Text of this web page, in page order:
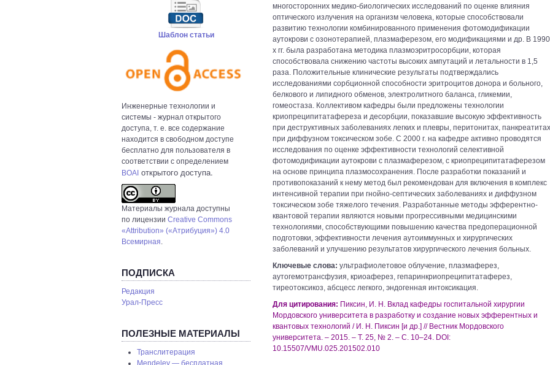
Шаблон статьи
Инженерные технологии и
системы - журнал открытого
доступа, т. е. все содержание
находится в свободном доступе
бесплатно для пользователя в
соответствии с определением
BOAI открытого доступа.
Материалы журнала доступны
по лицензии Creative Commons
«Attribution» («Атрибуция») 4.0
Всемирная.
ПОДПИСКА
Редакция
Урал-Пресс
ПОЛЕЗНЫЕ МАТЕРИАЛЫ
Транслитерация
Mendeley — бесплатная
многосторонних медико-биологических исследований по оценке влияния
оптического излучения на организм человека, которые способствовали
развитию технологии комбинированного применения фотомодификации
аутокрови с озонотерапией, плазмаферезом, его модификациями и др. В
х гг. была разработана методика плазмоэритросорбции, которая
способствовала снижению частоты высоких ампутаций и летальности в 1,5
раза. Положительные клинические результаты подтверждались
исследованиями сорбционной способности эритроцитов донора и больного,
белкового и липидного обменов, электролитного баланса, гликемии,
гомеостаза. Коллективом кафедры были предложены технологии
криопреципитатафереза и десорбции, показавшие высокую эффективность
при деструктивных заболеваниях легких и плевры, перитонитах,
при диффузном токсическом зобе. С 2000 г. на кафедре активно проводятся
исследования по оценке эффективности технологий селективной
фотомодификации аутокрови с плазмаферезом, с криопреципитатаферезом
на основе принципа плазмосохранения. После разработки показаний и
противопоказаний к нему метод был рекомендован для включения в комплекс
интенсивной терапии при гнойно-септических заболеваниях и диффузном
токсическом зобе тяжелого течения. Разработанные методы эфферентно-
квантовой терапии являются новыми прогрессивными медицинскими
технологиями, способствующими повышению качества предоперационной
подготовки, эффективности лечения аутоиммунных и хирургических
заболеваний и улучшению результатов хирургического лечения больных.
Ключевые слова: ультрафиолетовое облучение, плазмаферез,
аутогемотрансфузия, криоаферез, гепаринкриопреципитатаферез,
тиреотоксикоз, абсцесс легкого, эндогенная интоксикация.
Для цитирования: Пиксин, И. Н. Вклад кафедры госпитальной хирургии
Мордовского университета в разработку и создание новых эфферентных и
квантовых технологий / И. Н. Пиксин [и др.] // Вестник Мордовского
университета. – 2015. – Т. 25, № 2. – С. 10–24. DOI:
10.15507/VMU.025.201502.010